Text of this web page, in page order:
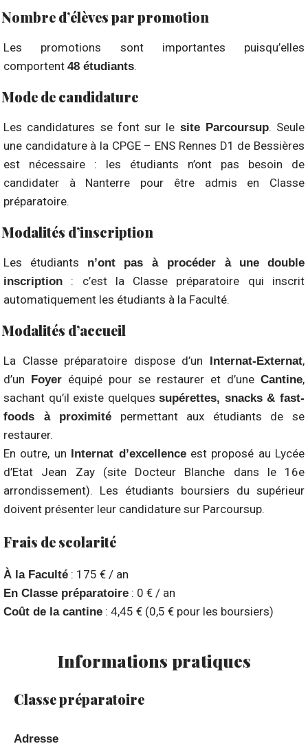
Nombre d’élèves par promotion
Les promotions sont importantes puisqu’elles
comportent 48 étudiants.
Mode de candidature
Les candidatures se font sur le site Parcoursup. Seule
une candidature à la CPGE – ENS Rennes D1 de Bessières
est nécessaire : les étudiants n’ont pas besoin de
candidater à Nanterre pour être admis en Classe
préparatoire.
Modalités d’inscription
Les étudiants n’ont pas à procéder à une
double
inscription : c’est la Classe préparatoire qui inscrit
automatiquement les étudiants à la Faculté.
Modalités d’accueil
La Classe préparatoire dispose d’un Internat-Externat,
d’un Foyer équipé pour se restaurer et d’une Cantine,
sachant qu’il existe quelquessupérettes, snacks & fast-
foods à proximité permettant aux étudiants de se
restaurer.
En outre, un Internat d’excellenceest proposé au Lycée
d’Etat Jean Zay (site Docteur Blanche dans le 16e
arrondissement). Les étudiants boursiers du supérieur
doivent présenter leur candidature sur Parcoursup.
Frais de scolarité
À la Faculté : 175 € / an
En Classe préparatoire : 0 € / an
Coût de la cantine : 4,45 € (0,5 € pour les boursiers)
Informations pratiques
Classe préparatoire
Adresse